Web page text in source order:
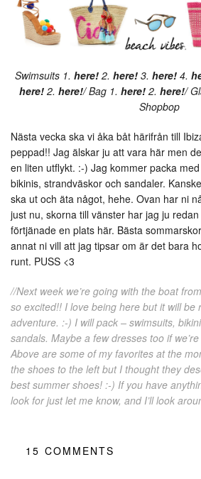
Swimsuits 1. here! 2. here! 3. here! 4.
here! 2. here!/ Bag 1. here! 2. here!/
Shopbop
Nästa vecka ska vi åka båt härifrån till
peppad!! Jag älskar ju att vara här men
en liten utflykt. :-) Jag kommer packa
bikinis, strandväskor och sandaler.
ska ut och äta något, hehe. Ovan har ni
just nu, skorna till vänster har jag ju
förtjänade en plats här. Bästa
annat ni vill att jag tipsar om är det bara
runt. PUSS <3
//Next week we’re going with the boat
so excited!! I love being here but it will be
adventure. :-) I will pack – swimsuits,
sandals. Maybe a few dresses too if
Above are some of my favorites at the
the shoes to the left but I thought they
best summer shoes! :-) If you have
look for just let me know, and I’ll look
15 COMMENTS